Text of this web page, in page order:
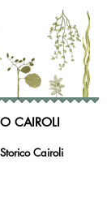
CAIROLI
Cairoli